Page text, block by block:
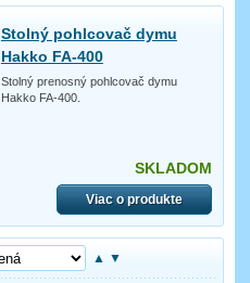
Stolný pohlcovač dymu
Hakko FA-400
Stolný prenosný pohlcovač dymu
Hakko FA-400.
SKLADOM
Viac o produkte
▲ ▼